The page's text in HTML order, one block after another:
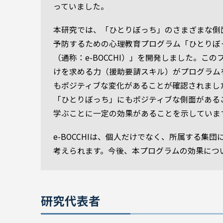
っていました。
本研究では、「ひとりぼっち」のさまざまな
予防するための心理教育プログラム「ひとり
（通称：e-BOCCHI）」を開発しました。こ
けを求める力（援助要請スキル）がプログラ
もポジティブな変化があることが確認されま
「ひとりぼっち」にもポジティブな側面があ
学ぶことに一定の効果があることを示していま
e-BOCCHIは、個人だけでなく、所属する集
考えられます。今後、本プログラムの効果に
研究代表者